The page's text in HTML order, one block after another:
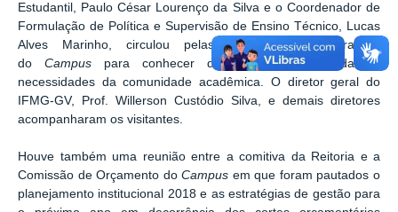
Estudantil, Paulo César Lourenço da Silva e o Coordenador de
Formulação de Política e Supervisão de Ensino Técnico, Lucas
Alves Marinho, circulou pelas Unidades administrativas
do Campus para conhecer de perto as demandas e
necessidades da comunidade acadêmica. O diretor geral do
IFMG-GV, Prof. Willerson Custódio Silva, e demais diretores
acompanharam os visitantes.
Houve também uma reunião entre a comitiva da Reitoria e a
Comissão de Orçamento doCampus em que foram pautados o
planejamento institucional 2018 e as estratégias de gestão para